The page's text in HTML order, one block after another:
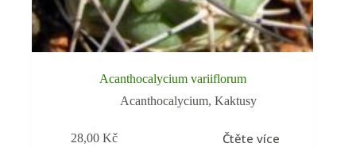
Acanthocalycium variiflorum
Acanthocalycium,Kaktusy
28,00Kč Čtěte více